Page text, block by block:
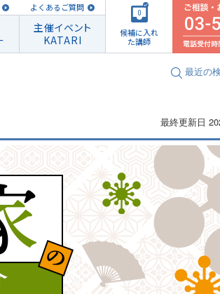
よくあるご質問
主催イベント
KATARI
0
候補に入れ
た講師
最近の
最終更新日